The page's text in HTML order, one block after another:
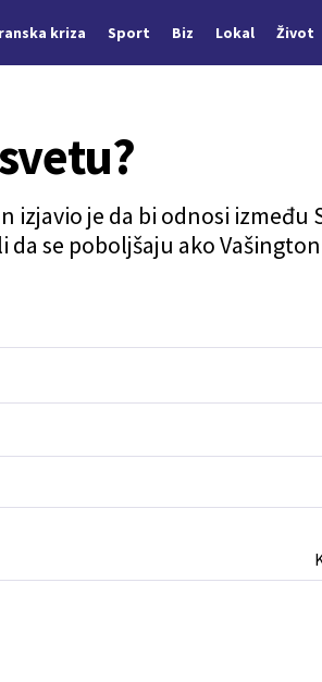
kriza Sport Biz Lokal Život
izjavio je da bi odnosi između
se poboljšaju ako